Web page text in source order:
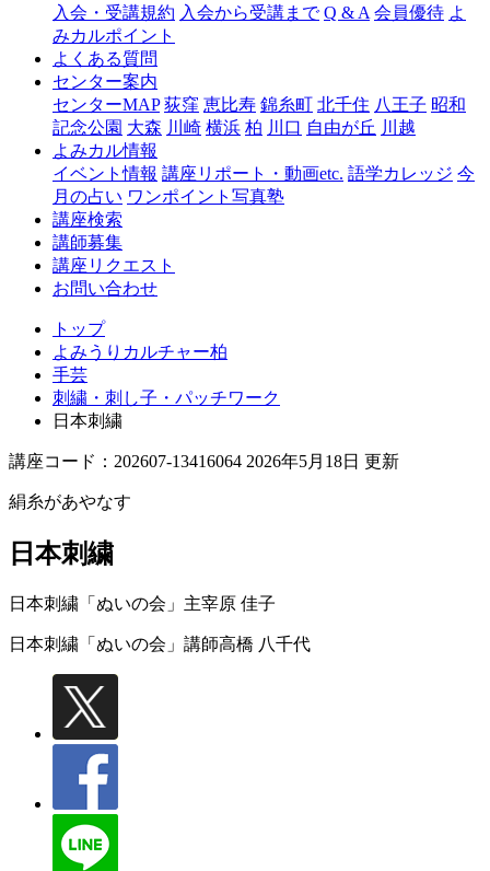
ャ
入会・受講規約 入会から受講まで Q & A 会員優待 よ
みカルポイント
よくある質問
センター案内
センターMAP 荻窪 恵比寿 錦糸町 北千住 八王子 昭和
記念公園 大森 川崎 横浜 柏 川口 自由が丘 川越
よみカル情報
イベント情報 講座リポート・動画etc. 語学カレッジ 今
月の占い ワンポイント写真塾
講座検索
講師募集
講座リクエスト
お問い合わせ
トップ
よみうりカルチャー柏
手芸
刺繍・刺し子・パッチワーク
日本刺繍
講座コード：202607-13416064 2026年5月18日 更新
絹糸があやなす
日本刺繍
日本刺繍「ぬいの会」主宰原 佳子
日本刺繍「ぬいの会」講師高橋 八千代